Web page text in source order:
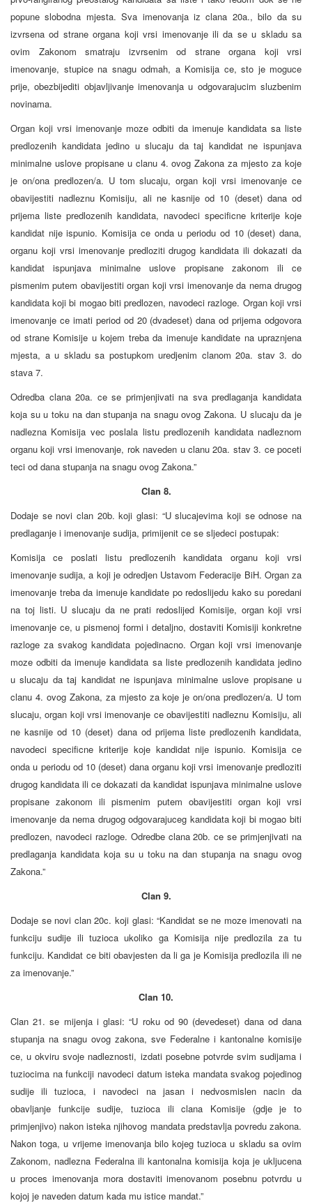
popune slobodna mjesta. Sva imenovanja iz clana 20a., bilo da su
izvrsena od strane organa koji vrsi imenovanje ili da se u skladu sa
ovim Zakonom smatraju izvrsenim od strane organa koji vrsi
imenovanje, stupice na snagu odmah, a Komisija ce, sto je moguce
prije, obezbijediti objavljivanje imenovanja u odgovarajucim sluzbenim
novinama.
Organ koji vrsi imenovanje moze odbiti da imenuje kandidata sa liste
predlozenih kandidata jedino u slucaju da taj kandidat ne ispunjava
minimalne uslove propisane u clanu 4. ovog Zakona za mjesto za koje
je on/ona predlozen/a. U tom slucaju, organ koji vrsi imenovanje ce
obavijestiti nadleznu Komisiju, ali ne kasnije od 10 (deset) dana od
prijema liste predlozenih kandidata, navodeci specificne kriterije koje
kandidat nije ispunio. Komisija ce onda u periodu od 10 (deset) dana,
organu koji vrsi imenovanje predloziti drugog kandidata ili dokazati da
kandidat ispunjava minimalne uslove propisane zakonom ili ce
pismenim putem obavijestiti organ koji vrsi imenovanje da nema drugog
kandidata koji bi mogao biti predlozen, navodeci razloge. Organ koji vrsi
imenovanje ce imati period od 20 (dvadeset) dana od prijema odgovora
od strane Komisije u kojem treba da imenuje kandidate na upraznjena
mjesta, a u skladu sa postupkom uredjenim clanom 20a. stav 3. do
stava 7.
Odredba clana 20a. ce se primjenjivati na sva predlaganja kandidata
koja su u toku na dan stupanja na snagu ovog Zakona. U slucaju da je
nadlezna Komisija vec poslala listu predlozenih kandidata nadleznom
organu koji vrsi imenovanje, rok naveden u clanu 20a. stav 3. ce poceti
teci od dana stupanja na snagu ovog Zakona.”
Clan 8.
Dodaje se novi clan 20b. koji glasi: “U slucajevima koji se odnose na
predlaganje i imenovanje sudija, primijenit ce se sljedeci postupak:
Komisija ce poslati listu predlozenih kandidata organu koji vrsi
imenovanje sudija, a koji je odredjen Ustavom Federacije BiH. Organ za
imenovanje treba da imenuje kandidate po redoslijedu kako su poredani
na toj listi. U slucaju da ne prati redoslijed Komisije, organ koji vrsi
imenovanje ce, u pismenoj formi i detaljno, dostaviti Komisiji konkretne
razloge za svakog kandidata pojedinacno. Organ koji vrsi imenovanje
moze odbiti da imenuje kandidata sa liste predlozenih kandidata jedino
u slucaju da taj kandidat ne ispunjava minimalne uslove propisane u
clanu 4. ovog Zakona, za mjesto za koje je on/ona predlozen/a. U tom
slucaju, organ koji vrsi imenovanje ce obavijestiti nadleznu Komisiju, ali
ne kasnije od 10 (deset) dana od prijema liste predlozenih kandidata,
navodeci specificne kriterije koje kandidat nije ispunio. Komisija ce
onda u periodu od 10 (deset) dana organu koji vrsi imenovanje predloziti
drugog kandidata ili ce dokazati da kandidat ispunjava minimalne uslove
propisane zakonom ili pismenim putem obavijestiti organ koji vrsi
imenovanje da nema drugog odgovarajuceg kandidata koji bi mogao biti
predlozen, navodeci razloge. Odredbe clana 20b. ce se primjenjivati na
predlaganja kandidata koja su u toku na dan stupanja na snagu ovog
Zakona.”
Clan 9.
Dodaje se novi clan 20c. koji glasi: “Kandidat se ne moze imenovati na
funkciju sudije ili tuzioca ukoliko ga Komisija nije predlozila za tu
funkciju. Kandidat ce biti obavjesten da li ga je Komisija predlozila ili ne
za imenovanje.”
Clan 10.
Clan 21. se mijenja i glasi: “U roku od 90 (devedeset) dana od dana
stupanja na snagu ovog zakona, sve Federalne i kantonalne komisije
ce, u okviru svoje nadleznosti, izdati posebne potvrde svim sudijama i
tuziocima na funkciji navodeci datum isteka mandata svakog pojedinog
sudije ili tuzioca, i navodeci na jasan i nedvosmislen nacin da
obavljanje funkcije sudije, tuzioca ili clana Komisije (gdje je to
primjenjivo) nakon isteka njihovog mandata predstavlja povredu zakona.
Nakon toga, u vrijeme imenovanja bilo kojeg tuzioca u skladu sa ovim
Zakonom, nadlezna Federalna ili kantonalna komisija koja je ukljucena
u proces imenovanja mora dostaviti imenovanom posebnu potvrdu u
kojoj je naveden datum kada mu istice mandat.”